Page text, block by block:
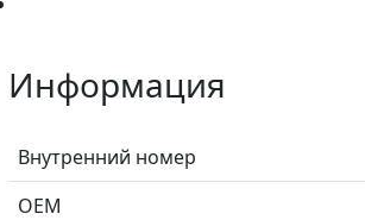
Информация
Внутренний номер
ОЕМ